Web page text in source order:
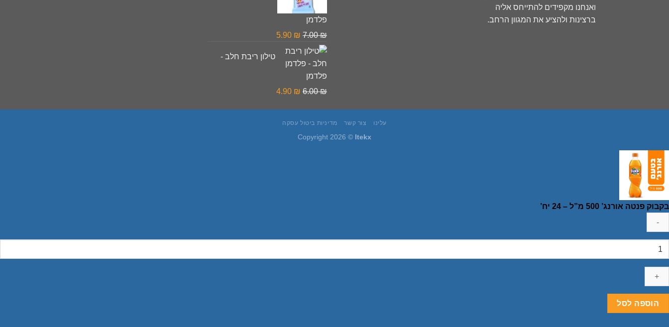
ואנחנו מקפידים להתייחס אליה
ברצינות ולהציע את המגוון הרחב.
פלדמן
7.00₪
המחיר
המקורי
היה:
5.90 ₪
הוא:
טילון ריבת חלב -
פלדמן
6.00₪
המחיר
6.00 ₪.
4.90 ₪
המחיר
עלינו צור קשר מדיניות ביטול עסקה
Copyright 2026 © Itekx
בקבוק פנטה אורנג’ 500 מ”ל – 24 יח’
כמות
בקבוק
פנטה
500
מ"ל
הוספה לסל